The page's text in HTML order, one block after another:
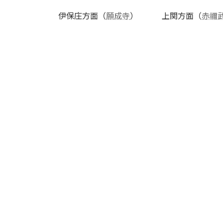
伊保庄方面（願成寺） 上関方面（赤禰